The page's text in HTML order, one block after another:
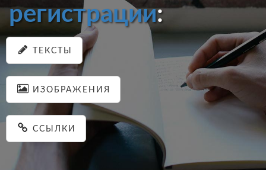
регистрации:
ТЕКСТЫ
ИЗОБРАЖЕНИЯ
ССЫЛКИ